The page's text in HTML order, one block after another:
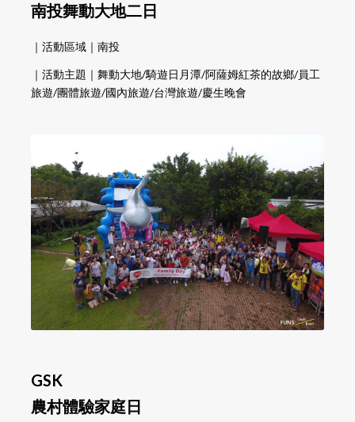
南投舞動大地二日
｜活動區域｜南投
｜活動主題｜舞動大地/騎遊日月潭/阿薩姆紅茶的故鄉/員工
旅遊/團體旅遊/國內旅遊/台灣旅遊/慶生晚會
GSK
農村體驗家庭日